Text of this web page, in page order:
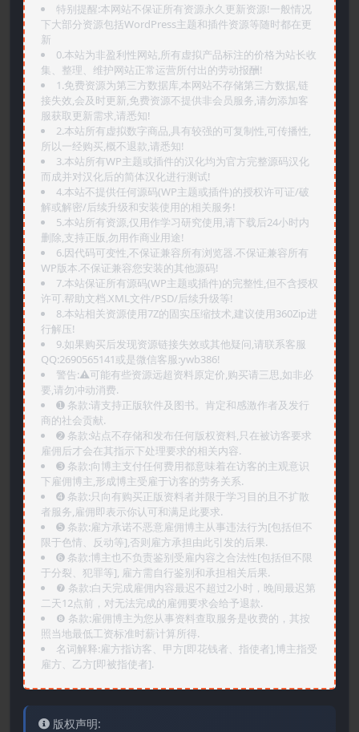
特别提醒:本网站不保证所有资源永久更新资源!一般情况
下大部分资源包括WordPress主题和插件资源等随时都在更
新
0.本站为非盈利性网站,所有虚拟产品标注的价格为站长收
集、整理、维护网站正常运营所付出的劳动报酬!
1.免费资源为第三方数据库,本网站不存储第三方数据,链
接失效,会及时更新,免费资源不提供非会员服务,请勿添加客
服获取更新需求,请悉知!
2.本站所有虚拟数字商品,具有较强的可复制性,可传播性,
所以一经购买,概不退款,请悉知!
3.本站所有WP主题或插件的汉化均为官方完整源码汉化
而成并对汉化后的简体汉化进行测试!
4.本站不提供任何源码(WP主题或插件)的授权许可证/破
解或解密/后续升级和安装使用的相关服务!
5.本站所有资源,仅用作学习研究使用,请下载后24小时内
删除,支持正版,勿用作商业用途!
6.因代码可变性,不保证兼容所有浏览器.不保证兼容所有
WP版本.不保证兼容您安装的其他源码!
7.本站保证所有源码(WP主题或插件)的完整性,但不含授权
许可.帮助文档.XML文件/PSD/后续升级等!
8.本站相关资源使用7Z的固实压缩技术,建议使用360Zip进
行解压!
9.如果购买后发现资源链接失效或其他疑问,请联系客服
QQ:2690565141或是微信客服:ywb386!
警告:⚠️可能有些资源远超资料原定价,购买请三思,如非必
要,请勿冲动消费.
➊️ 条款:请支持正版软件及图书。肯定和感激作者及发行
商的社会贡献.
➋️ 条款:站点不存储和发布任何版权资料,只在被访客要求
雇佣后才会在其指示下处理要求的相关内容.
➌️ 条款:向博主支付任何费用都意味着在访客的主观意识
下雇佣博主,形成博主受雇于访客的劳务关系.
➍️ 条款:只向有购买正版资料者并限于学习目的且不扩散
者服务,雇佣即表示你认可和满足此要求.
➎ 条款:雇方承诺不恶意雇佣博主从事违法行为[包括但不
限于色情、反动等],否则雇方承担由此引发的后果.
➏️ 条款:博主也不负责鉴别受雇内容之合法性[包括但不限
于分裂、犯罪等], 雇方需自行鉴别和承担相关后果.
❼ 条款:白天完成雇佣内容最迟不超过2小时，晚间最迟第
二天12点前，对无法完成的雇佣要求会给予退款.
❽ 条款:雇佣博主为您从事资料查取服务是收费的，其按
照当地最低工资标准时薪计算所得.
名词解释:雇方指访客、甲方[即花钱者、指使者],博主指受
雇方、乙方[即被指使者].
版权声明: